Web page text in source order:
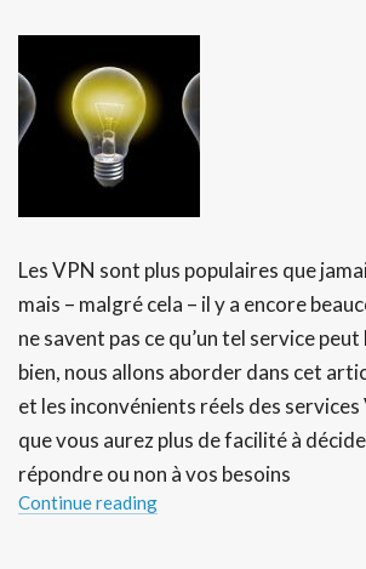
Les VPN sont plus populaires que
mais – malgré cela – il y a encore
ne savent pas ce qu’un tel service
bien, nous allons aborder dans cet
et les inconvénients réels des
que vous aurez plus de facilité à
répondre ou non à vos besoins
Continue reading